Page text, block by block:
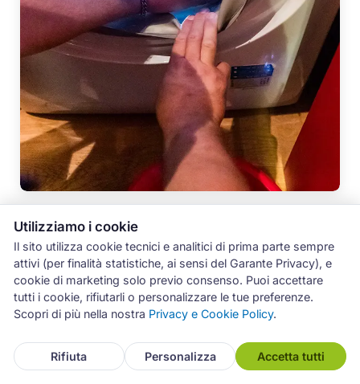
Domande Frequenti
Bauknecht a Catania?
Utilizziamo i cookie
Il sito utilizza cookie tecnici e analitici di prima parte sempre
attivi (per finalità statistiche, ai sensi del Garante Privacy), e
cookie di marketing solo previo consenso. Puoi accettare
tutti i cookie, rifiutarli o personalizzare le tue preferenze.
Scopri di più nella nostra Privacy e Cookie Policy.
Rifiuta Personalizza Accetta tutti